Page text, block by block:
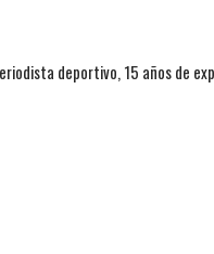
deportivo, 15 años de